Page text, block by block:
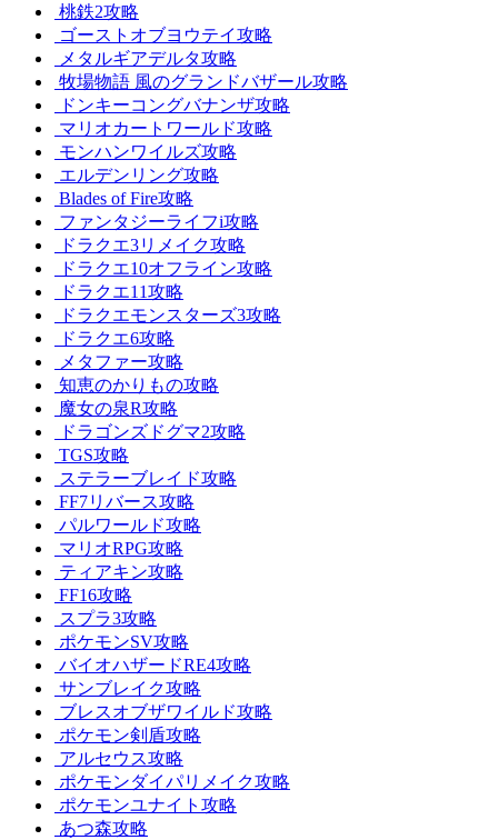
桃鉄2攻略
ゴーストオブヨウテイ攻略
メタルギアデルタ攻略
牧場物語 風のグランドバザール攻略
ドンキーコングバナンザ攻略
マリオカートワールド攻略
モンハンワイルズ攻略
エルデンリング攻略
Blades of Fire攻略
ファンタジーライフi攻略
ドラクエ3リメイク攻略
ドラクエ10オフライン攻略
ドラクエ11攻略
ドラクエモンスターズ3攻略
ドラクエ6攻略
メタファー攻略
知恵のかりもの攻略
魔女の泉R攻略
ドラゴンズドグマ2攻略
TGS攻略
ステラーブレイド攻略
FF7リバース攻略
パルワールド攻略
マリオRPG攻略
ティアキン攻略
FF16攻略
スプラ3攻略
ポケモンSV攻略
バイオハザードRE4攻略
サンブレイク攻略
ブレスオブザワイルド攻略
ポケモン剣盾攻略
アルセウス攻略
ポケモンダイパリメイク攻略
ポケモンユナイト攻略
あつ森攻略